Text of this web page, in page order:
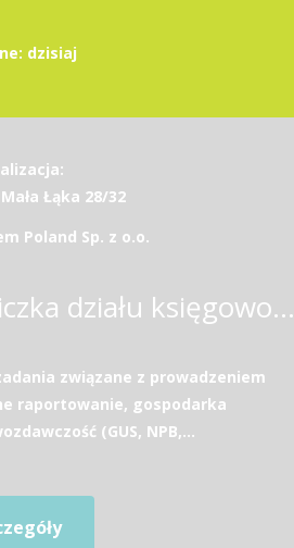
dzisiaj
Łąka 28/32
Poland Sp. z o.o.
Kierownik / Kierowniczka działu księgowości
związane z prowadzeniem
raportowanie, gospodarka
(GUS, NPB,...